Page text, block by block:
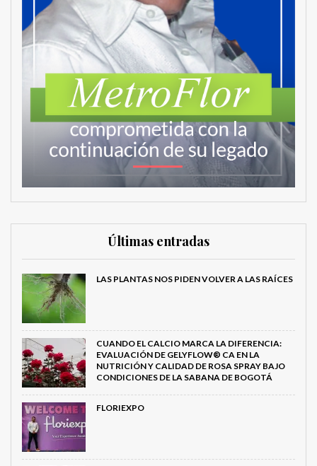
Últimas entradas
LAS PLANTAS NOS PIDEN VOLVER A LAS RAÍCES
CUANDO EL CALCIO MARCA LA DIFERENCIA:
EVALUACIÓN DE GELYFLOW® CA EN LA
NUTRICIÓN Y CALIDAD DE ROSA SPRAY BAJO
CONDICIONES DE LA SABANA DE BOGOTÁ
FLORIEXPO